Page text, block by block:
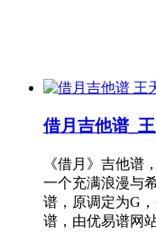
借月吉他谱_
《借月》吉他谱
一个充满浪漫与
谱，原调定为G
谱，由优易谱网